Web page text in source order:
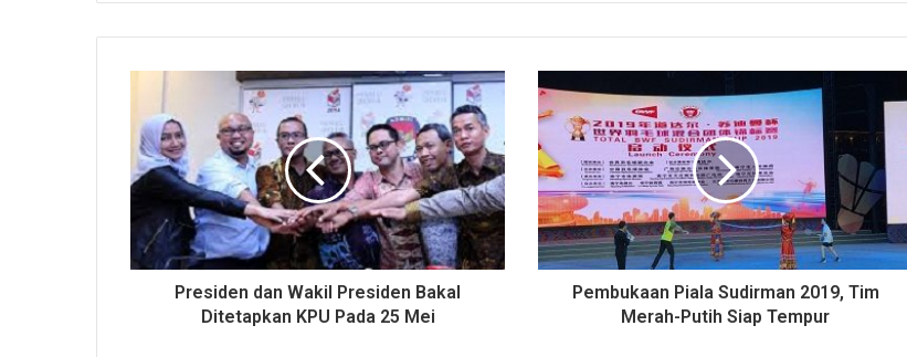
Presiden dan Wakil Presiden Bakal
Ditetapkan KPU Pada 25 Mei
Pembukaan Piala Sudirman 2019, Tim
Merah-Putih Siap Tempur